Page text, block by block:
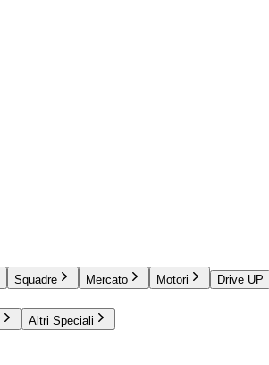
Squadre Mercato Motori Drive UP
Altri Speciali